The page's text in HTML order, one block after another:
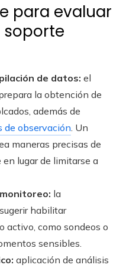
para evaluar
soporte
de datos: el
la obtención de
además de
de observación . Un
maneras precisas de
lugar de limitarse a
la
habilitar
activo, como sondeos o
sensibles.
aplicación de análisis